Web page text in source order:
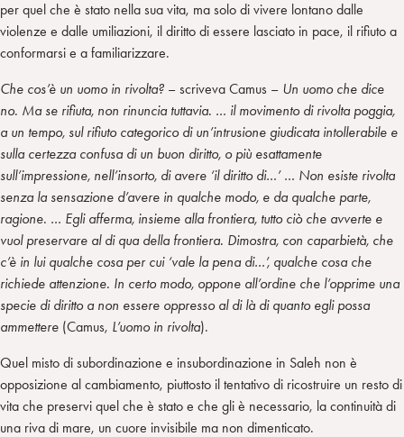
per quel che è stato nella sua vita, ma solo di vivere lontano dalle
violenze e dalle umiliazioni, il diritto di essere lasciato in pace, il rifiuto a
conformarsi e a familiarizzare.
Che cos’è un uomo in rivolta? – scriveva Camus – Un uomo che dice
no. Ma se rifiuta, non rinuncia tuttavia. … il movimento di rivolta poggia,
a un tempo, sul rifiuto categorico di un’intrusione giudicata intollerabile e
sulla certezza confusa di un buon diritto, o più esattamente
sull’impressione, nell’insorto, di avere ‘il diritto di…’ … Non esiste rivolta
senza la sensazione d’avere in qualche modo, e da qualche parte,
ragione. … Egli afferma, insieme alla frontiera, tutto ciò che avverte e
vuol preservare al di qua della frontiera. Dimostra, con caparbietà, che
c’è in lui qualche cosa per cui ‘vale la pena di…’, qualche cosa che
richiede attenzione. In certo modo, oppone all’ordine che l’opprime una
specie di diritto a non essere oppresso al di là di quanto egli possa
ammettere (Camus, L’uomo in rivolta).
Quel misto di subordinazione e insubordinazione in Saleh non è
opposizione al cambiamento, piuttosto il tentativo di ricostruire un resto di
vita che preservi quel che è stato e che gli è necessario, la continuità di
una riva di mare, un cuore invisibile ma non dimenticato.